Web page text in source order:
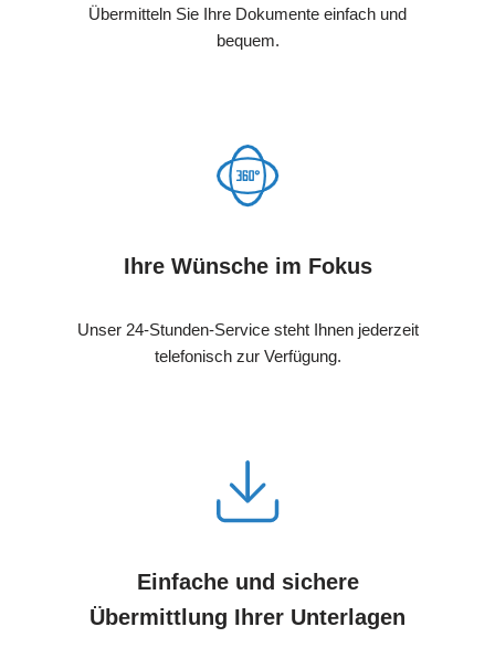
Übermitteln Sie Ihre Dokumente einfach und
bequem.
Ihre Wünsche im Fokus
Unser 24-Stunden-Service steht Ihnen jederzeit
telefonisch zur Verfügung.
Einfache und sichere
Übermittlung Ihrer Unterlagen